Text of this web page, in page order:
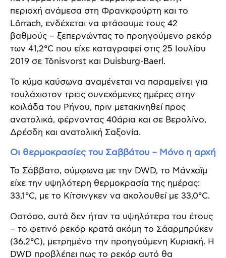
περιοχή ανάμεσα στη Φρανκφούρτη και το
Lörrach, ενδέχεται να φτάσουμε τους 42
βαθμούς – ξεπερνώντας το προηγούμενο ρεκόρ
των 41,2°C που είχε καταγραφεί στις 25 Ιουλίου
2019 σε Tönisvorst και Duisburg-Baerl.
Το κύμα καύσωνα αναμένεται να παραμείνει για
τουλάχιστον τρεις συνεχόμενες ημέρες στην
κοιλάδα του Ρήνου, πριν μετακινηθεί προς
ανατολικά, φέρνοντας 40άρια και σε Βερολίνο,
Δρέσδη και ανατολική Σαξονία.
Οι θερμοκρασίες του Σαββάτου – Μόνο η αρχή
Το Σάββατο, σύμφωνα με την DWD, το Μάνχαϊμ
είχε την υψηλότερη θερμοκρασία της ημέρας:
33,1°C, με το Κίτσινγκεν να ακολουθεί με 33,0°C.
Ωστόσο, αυτά δεν ήταν τα υψηλότερα του έτους
– το φετινό ρεκόρ κρατά ακόμη το Σάαρμπρύκεν
(36,2°C), μετρημένο την προηγούμενη Κυριακή. Η
DWD προβλέπει πως το ρεκόρ αυτό θα